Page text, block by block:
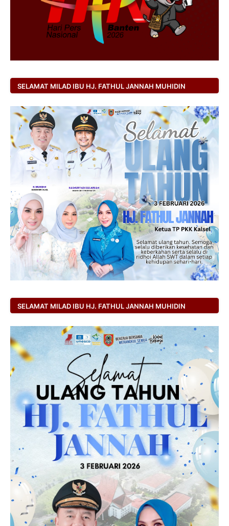
SELAMAT MILAD IBU HJ. FATHUL JANNAH MUHIDIN
SELAMAT MILAD IBU HJ. FATHUL JANNAH MUHIDIN